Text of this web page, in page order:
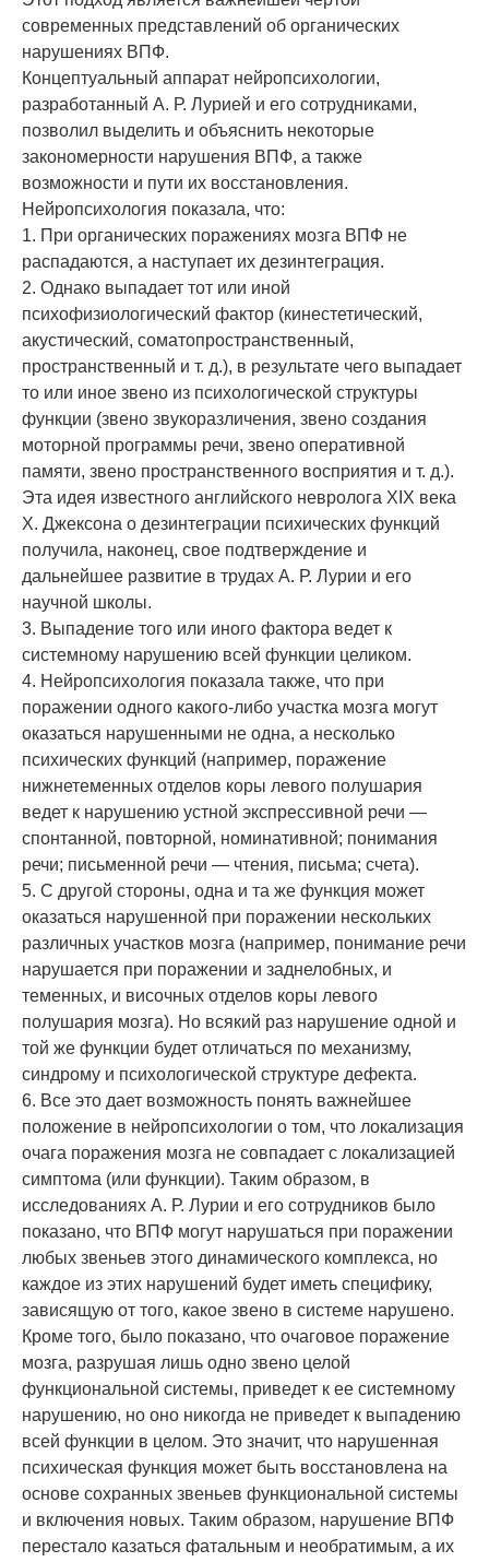
современных представлений об органических
нарушениях ВПФ.
Концептуальный аппарат нейропсихологии,
разработанный А. Р. Лурией и его сотрудниками,
позволил выделить и объяснить некоторые
закономерности нарушения ВПФ, а также
возможности и пути их восстановления.
Нейропсихология показала, что:
1. При органических поражениях мозга ВПФ не
распадаются, а наступает их дезинтеграция.
2. Однако выпадает тот или иной
психофизиологический фактор (кинестетический,
акустический, соматопространственный,
пространственный и т. д.), в результате чего выпадает
то или иное звено из психологической структуры
функции (звено звукоразличения, звено создания
моторной программы речи, звено оперативной
памяти, звено пространственного восприятия и т. д.).
Эта идея известного английского невролога XIX века
X. Джексона о дезинтеграции психических функций
получила, наконец, свое подтверждение и
дальнейшее развитие в трудах А. Р. Лурии и его
научной школы.
3. Выпадение того или иного фактора ведет к
системному нарушению всей функции целиком.
4. Нейропсихология показала также, что при
поражении одного какого-либо участка мозга могут
оказаться нарушенными не одна, а несколько
психических функций (например, поражение
нижнетеменных отделов коры левого полушария
ведет к нарушению устной экспрессивной речи —
спонтанной, повторной, номинативной; понимания
речи; письменной речи — чтения, письма; счета).
5. С другой стороны, одна и та же функция может
оказаться нарушенной при поражении нескольких
различных участков мозга (например, понимание речи
нарушается при поражении и заднелобных, и
теменных, и височных отделов коры левого
полушария мозга). Но всякий раз нарушение одной и
той же функции будет отличаться по механизму,
синдрому и психологической структуре дефекта.
6. Все это дает возможность понять важнейшее
положение в нейропсихологии о том, что локализация
очага поражения мозга не совпадает с локализацией
симптома (или функции). Таким образом, в
исследованиях А. Р. Лурии и его сотрудников было
показано, что ВПФ могут нарушаться при поражении
любых звеньев этого динамического комплекса, но
каждое из этих нарушений будет иметь специфику,
зависящую от того, какое звено в системе нарушено.
Кроме того, было показано, что очаговое поражение
мозга, разрушая лишь одно звено целой
функциональной системы, приведет к ее системному
нарушению, но оно никогда не приведет к выпадению
всей функции в целом. Это значит, что нарушенная
психическая функция может быть восстановлена на
основе сохранных звеньев функциональной системы
и включения новых. Таким образом, нарушение ВПФ
перестало казаться фатальным и необратимым, а их